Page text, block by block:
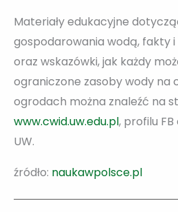
Materiały edukacyjne
gospodarowania wodą, fakty
oraz wskazówki, jak każdy
ograniczone zasoby wody na
ogrodach można znaleźć na
www.cwid.uw.edu.pl, profilu
UW.
źródło: naukawpolsce.pl